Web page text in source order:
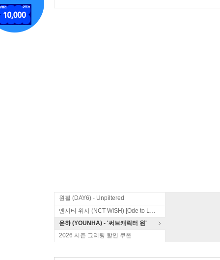
원필 (DAY6) - Unpiltered
엔시티 위시 (NCT WISH) [Ode to Love]
윤하 (YOUNHA) - '써브캐릭터 원'
2026 시즌 그리팅 할인 쿠폰